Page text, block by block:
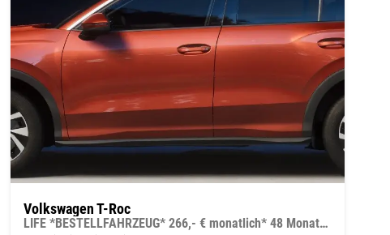
Volkswagen T-Roc
LIFE *BESTELLFAHRZEUG* 266,- € monatlich* 48 Monate* Ohne Kilometerbegrenzung*